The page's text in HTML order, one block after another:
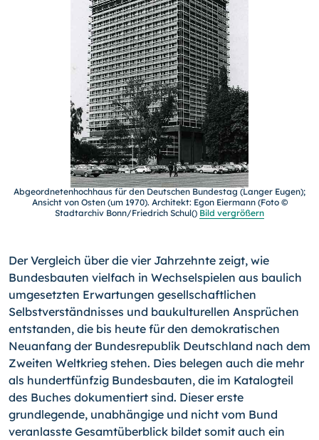
Abgeordnetenhochhaus für den Deutschen Bundestag (Langer Eugen);
Ansicht von Osten (um 1970). Architekt: Egon Eiermann (Foto ©
Stadtarchiv Bonn/Friedrich Schul() Bild vergrößern
Der Vergleich über die vier Jahrzehnte zeigt, wie
Bundesbauten vielfach in Wechselspielen aus baulich
umgesetzten Erwartungen gesellschaftlichen
Selbstverständnisses und baukulturellen Ansprüchen
entstanden, die bis heute für den demokratischen
Neuanfang der Bundesrepublik Deutschland nach dem
Zweiten Weltkrieg stehen. Dies belegen auch die mehr
als hundertfünfzig Bundesbauten, die im Katalogteil
des Buches dokumentiert sind. Dieser erste
grundlegende, unabhängige und nicht vom Bund
veranlasste Gesamtüberblick bildet somit auch ein